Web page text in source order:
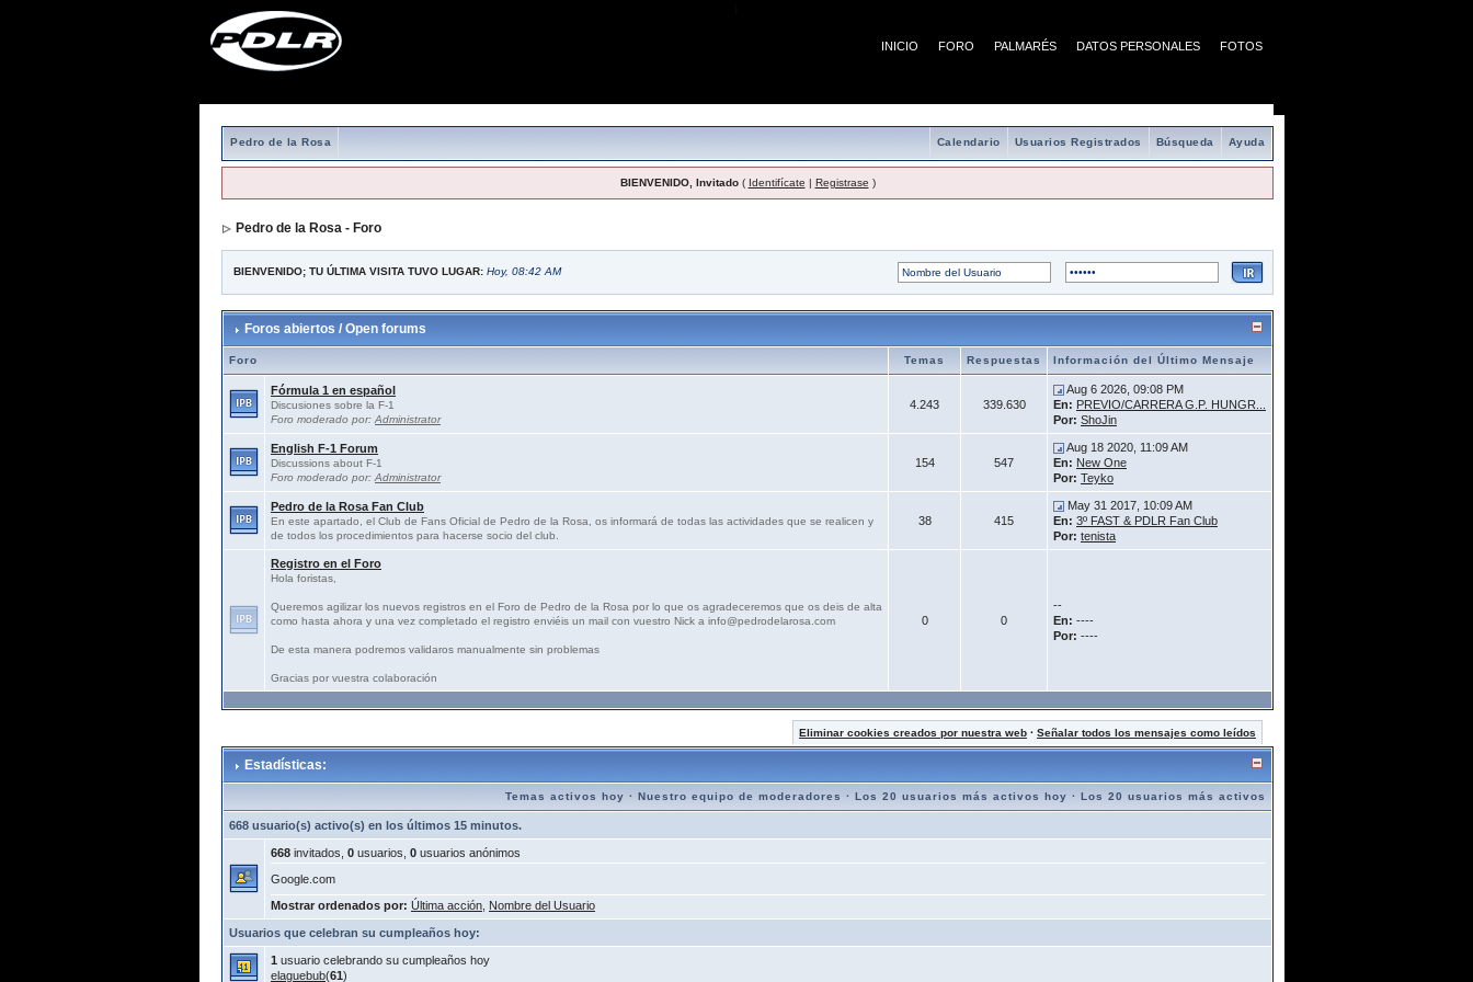
INICIO FORO PALMARÉS DATOS PERSONALES FOTOS
Pedro de la Rosa Ayuda
Búsqueda
Usuarios Registrados
Calendario
BIENVENIDO, Invitado( Identifícate | Registrase )
Pedro de la Rosa - Foro
BIENVENIDO; TU ÚLTIMA VISITA TUVO LUGAR: Hoy, 08:42 AM
Foros abiertos / Open forums
Foro Temas Respuestas Información del Último Mensaje
Fórmula 1 en español
Discusiones sobre la F-1
Foro moderado por: Administrator
4.243 339.630
Aug 6 2026, 09:08 PM
En: PREVIO/CARRERA G.P. HUNGR...
Por: ShoJin
English F-1 Forum
Discussions about F-1
Foro moderado por: Administrator
154 547
Aug 18 2020, 11:09 AM
En: New One
Por: Teyko
Pedro de la Rosa Fan Club
En este apartado, el Club de Fans Oficial de Pedro de la Rosa, os informará de todas las actividades que se realicen y
de todos los procedimientos para hacerse socio del club.
38 415
May 31 2017, 10:09 AM
En: 3º FAST & PDLR Fan Club
Por: tenista
Registro en el Foro
Hola foristas,
Queremos agilizar los nuevos registros en el Foro de Pedro de la Rosa por lo que os agradeceremos que os deis de alta
como hasta ahora y una vez completado el registro enviéis un mail con vuestro Nick a info@pedrodelarosa.com
De esta manera podremos validaros manualmente sin problemas
Gracias por vuestra colaboración
0 0
--
En: ----
Por: ----
Eliminar cookies creados por nuestra web · Señalar todos los mensajes como leídos
Estadísticas:
Temas activos hoy · Nuestro equipo de moderadores · Los 20 usuarios más activos hoy · Los 20 usuarios más activos
668 usuario(s) activo(s) en los últimos 15 minutos.
668 invitados, 0 usuarios, 0 usuarios anónimos
Google.com
Mostrar ordenados por: Última acción Nombre del Usuario
Usuarios que celebran su cumpleaños hoy:
1 usuario celebrando su cumpleaños hoy
elaguebub(61)